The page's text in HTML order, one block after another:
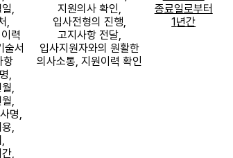
,
,
이력
술서
항
,
,
,
명,
,
,
,
지원의사 확인,
입사전형의 진행,
고지사항 전달,
입사지원자와의 원활한
의사소통, 지원이력 확인
종료일로부터
1년간